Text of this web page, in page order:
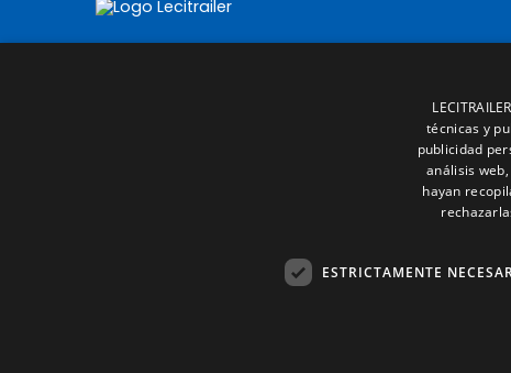
técnicas y
publicidad
análisis
hayan
ESTRICTAMENTE